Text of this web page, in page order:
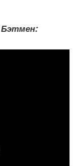
Бэтмен: